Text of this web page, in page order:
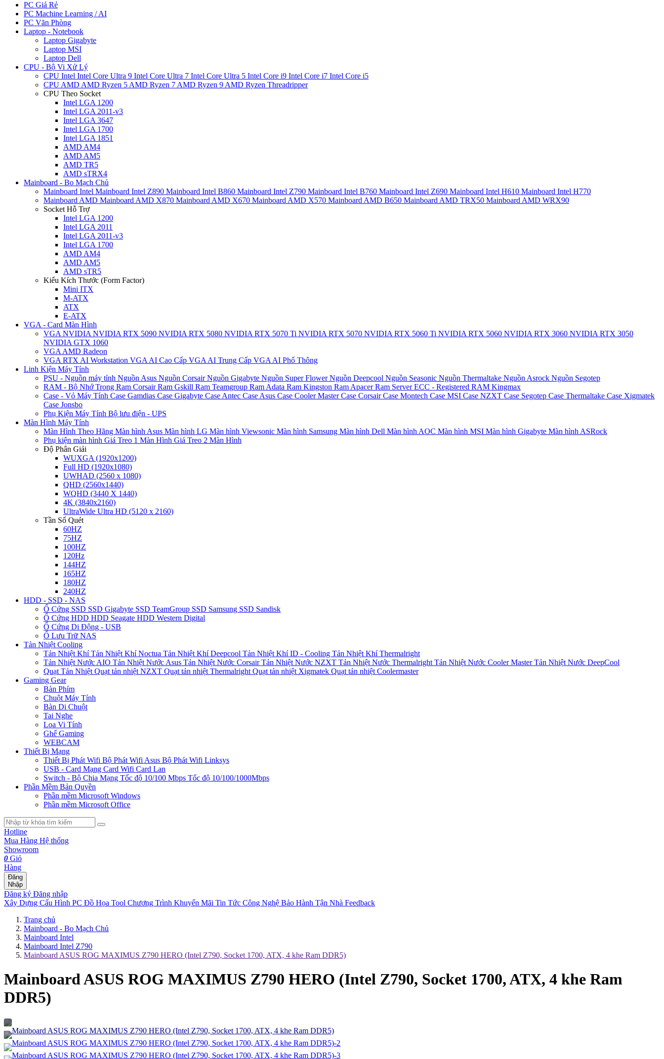
PC Giá Rẻ
PC Machine Learning / AI
PC Văn Phòng
Laptop - Notebook
Laptop Gigabyte
Laptop MSI
Laptop Dell
CPU - Bộ Vi Xử Lý
CPU Intel Intel Core Ultra 9 Intel Core Ultra 7 Intel Core Ultra 5 Intel Core i9 Intel Core i7 Intel Core i5
CPU AMD AMD Ryzen 5 AMD Ryzen 7 AMD Ryzen 9 AMD Ryzen Threadripper
CPU Theo Socket
Intel LGA 1200
Intel LGA 2011-v3
Intel LGA 3647
Intel LGA 1700
Intel LGA 1851
AMD AM4
AMD AM5
AMD TR5
AMD sTRX4
Mainboard - Bo Mạch Chủ
Mainboard Intel Mainboard Intel Z890 Mainboard Intel B860 Mainboard Intel Z790 Mainboard Intel B760 Mainboard Intel Z690 Mainboard Intel H610 Mainboard Intel H770
Mainboard AMD Mainboard AMD X870 Mainboard AMD X670 Mainboard AMD X570 Mainboard AMD B650 Mainboard AMD TRX50 Mainboard AMD WRX90
Socket Hỗ Trợ
Intel LGA 1200
Intel LGA 2011
Intel LGA 2011-v3
Intel LGA 1700
AMD AM4
AMD AM5
AMD sTR5
Kiểu Kích Thước (Form Factor)
Mini ITX
M-ATX
ATX
E-ATX
VGA - Card Màn Hình
VGA NVIDIA NVIDIA RTX 5090 NVIDIA RTX 5080 NVIDIA RTX 5070 Ti NVIDIA RTX 5070 NVIDIA RTX 5060 Ti NVIDIA RTX 5060 NVIDIA RTX 3060 NVIDIA RTX 3050
NVIDIA GTX 1060
VGA AMD Radeon
VGA RTX AI Workstation VGA AI Cao Cấp VGA AI Trung Cấp VGA AI Phổ Thông
Linh Kiện Máy Tính
PSU - Nguồn máy tính Nguồn Asus Nguồn CorsairNguồn Gigabyte Nguồn Super FlowerNguồn Deepcool Nguồn Seasonic Nguồn Thermaltake Nguồn Asrock Nguồn Segotep
RAM - Bộ Nhớ Trong Ram CorsairRam Gskill Ram Teamgroup Ram Adata Ram Kingston Ram ApacerRam Server ECC - Registered RAM Kingmax
Case - Vỏ Máy Tính Case Gamdias Case Gigabyte Case Antec Case Asus Case Cooler MasterCase CorsairCase Montech Case MSI Case NZXT Case Segotep Case Thermaltake Case Xigmatek
Case Jonsbo
Phụ Kiện Máy Tính Bộ lưu điện - UPS
Màn Hình Máy Tính
Màn Hình Theo Hãng Màn hình Asus Màn hình LG Màn hình Viewsonic Màn hình Samsung Màn hình Dell Màn hình AOC Màn hình MSI Màn hình Gigabyte Màn hình ASRock
Phụ kiện màn hình Giá Treo 1 Màn Hình Giá Treo 2 Màn Hình
Độ Phân Giải
WUXGA (1920x1200)
Full HD (1920x1080)
UWHAD (2560 x 1080)
QHD (2560x1440)
WQHD (3440 X 1440)
4K (3840x2160)
UltraWide Ultra HD (5120 x 2160)
Tần Số Quét
60HZ
75HZ
100HZ
120Hz
144HZ
165HZ
180HZ
240HZ
HDD - SSD - NAS
Ổ Cứng SSD SSD Gigabyte SSD TeamGroup SSD Samsung SSD Sandisk
Ổ Cứng HDD HDD Seagate HDD Western Digital
Ổ Cứng Di Động - USB
Ổ Lưu Trữ NAS
Tản Nhiệt Cooling
Tản Nhiệt KhíTản Nhiệt Khí Noctua Tản Nhiệt Khí Deepcool Tản Nhiệt Khí ID - Cooling Tản Nhiệt Khí Thermalright
Tản Nhiệt Nước AIO Tản Nhiệt Nước Asus Tản Nhiệt Nước CorsairTản Nhiệt Nước NZXT Tản Nhiệt Nước Thermalright Tản Nhiệt Nước Cooler MasterTản Nhiệt Nước DeepCool
Quạt Tản Nhiệt Quạt tản nhiệt NZXT Quạt tản nhiệt Thermalright Quạt tản nhiệt Xigmatek Quạt tản nhiệt Coolermaster
Gaming Gear
Bàn Phím
Chuột Máy Tính
Bàn Di Chuột
Tai Nghe
Loa Vi Tính
Ghế Gaming
WEBCAM
Thiết Bị Mạng
Thiết Bị Phát Wifi Bộ Phát Wifi Asus Bộ Phát Wifi Linksys
USB - Card Mạng Card Wifi Card Lan
Switch - Bộ Chia Mạng Tốc độ 10/100 Mbps Tốc độ 10/100/1000Mbps
Phần Mềm Bản Quyền
Phần mềm Microsoft Windows
Phần mềm Microsoft Office
Hotline
Mua Hàng Hệ thống
Showroom
0 Giỏ
Hàng
Đăng
Nhập
Đăng ký Đăng nhập
Xây Dựng Cấu Hình PC Đồ Họa Tool Chương Trình Khuyến Mãi Tin Tức Công Nghệ Bảo Hành Tận Nhà Feedback
Trang chủ
Mainboard - Bo Mạch Chủ
Mainboard Intel
Mainboard Intel Z790
Mainboard ASUS ROG MAXIMUS Z790 HERO (Intel Z790, Socket 1700, ATX, 4 khe Ram DDR5)
Mainboard ASUS ROG MAXIMUS Z790 HERO (Intel Z790, Socket 1700, ATX, 4 khe Ram
DDR5)